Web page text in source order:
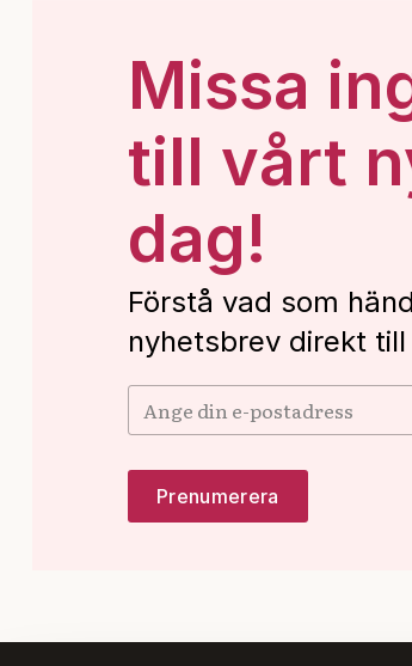
Missa
till vårt
dag!
Förstå vad som
nyhetsbrev direkt till